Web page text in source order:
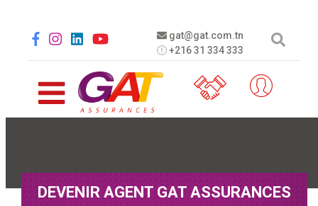
gat@gat.com.tn
+216 31 334 333
Social menu
DEVENIR AGENT GAT ASSURANCES